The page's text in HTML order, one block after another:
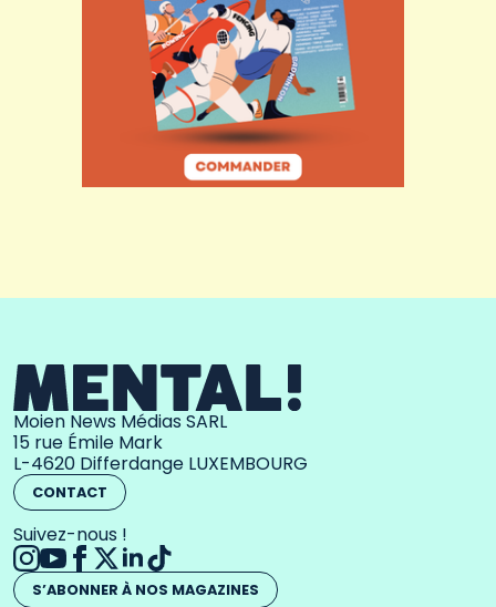
Moien News Médias SARL
15 rue Émile Mark
L-4620 Differdange LUXEMBOURG
CONTACT
Suivez-nous !
S’ABONNER À NOS MAGAZINES